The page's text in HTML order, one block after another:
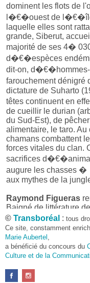
dominent les flots de
l�€�ouest de
laquelle elles sont
grande, Siberut,
majorité de ses 4�
d�€�espèces
dit-on, d�€�hommes-
farouchement
dictature de Suharto
têtes continuent en
de cueillir le durian
du Sud-Est), de
alimentaire, le taro.
chamans combattent
forces vitales du clan.
sacrifices
augure les chasses �
aux mythes de la
Raymond Figueras
Baigné de littérature
ethnographiques, il
desImmémoriaux de
indigène (qu�€�il
Aussi séjourne-t-il
cours de deux
ouest et dans le centre
© Transboréal : tous
Ce site, constamment
Marie Aubertel ,
a bénéficié du concours du
Culture et de la